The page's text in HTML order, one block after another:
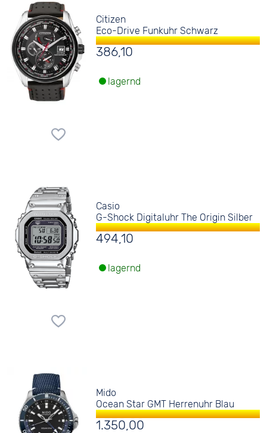
Citizen
Eco-Drive Funkuhr Schwarz
386,10
lagernd
Casio
G-Shock Digitaluhr The Origin Silber
494,10
lagernd
Mido
Ocean Star GMT Herrenuhr Blau
1.350,00